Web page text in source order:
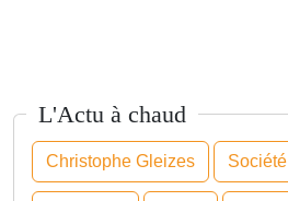
L'Actu à chaud
Christophe Gleizes Société